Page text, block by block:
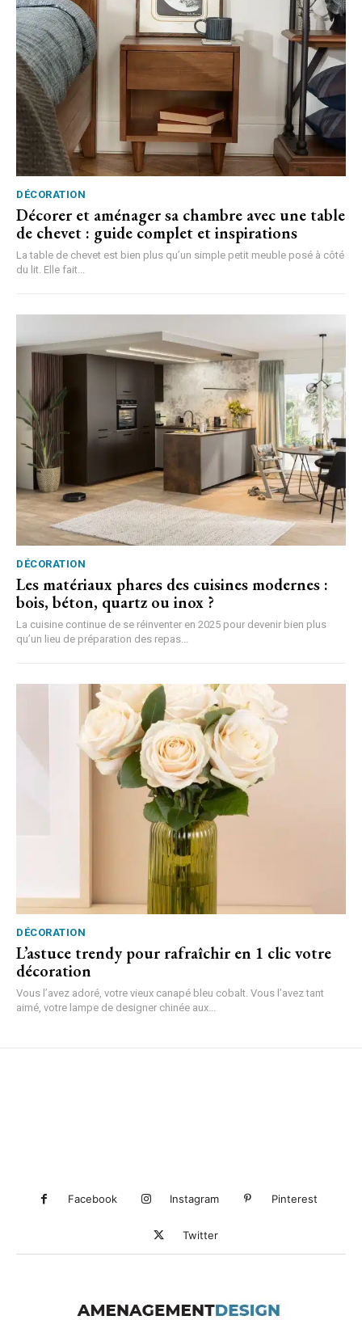
DÉCORATION
Décorer et aménager sa chambre avec une table
de chevet : guide complet et inspirations
La table de chevet est bien plus qu’un simple petit meuble posé à côté
du lit. Elle fait...
DÉCORATION
Les matériaux phares des cuisines modernes :
bois, béton, quartz ou inox ?
La cuisine continue de se réinventer en 2025 pour devenir bien plus
qu’un lieu de préparation des repas...
DÉCORATION
L’astuce trendy pour rafraîchir en 1 clic votre
décoration
Vous l’avez adoré, votre vieux canapé bleu cobalt. Vous l’avez tant
aimé, votre lampe de designer chinée aux...
Facebook Instagram Pinterest
Twitter